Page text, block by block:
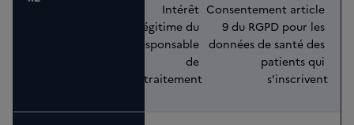
Intérêt
légitime du
responsable
de
traitement
Consentement article
9 du RGPD pour les
données de santé des
patients qui
s’inscrivent